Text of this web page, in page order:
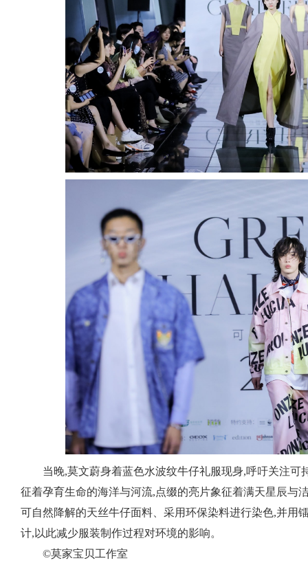
当晚,莫文蔚身着蓝色水波纹牛仔礼服现身,呼吁关注
征着孕育生命的海洋与河流,点缀的亮片象征着满天星辰与
可自然降解的天丝牛仔面料、采用环保染料进行染色,并用
计,以此减少服装制作过程对环境的影响。
©️莫家宝贝工作室